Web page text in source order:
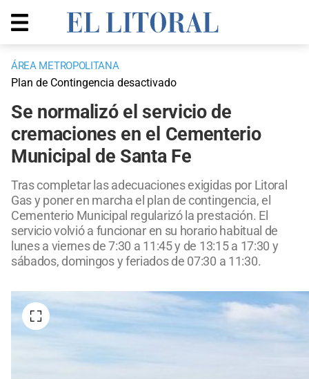
ÁREA METROPOLITANA
Plan de Contingencia desactivado
Se normalizó el servicio de
cremaciones en el Cementerio
Municipal de Santa Fe
Tras completar las adecuaciones exigidas por Litoral
Gas y poner en marcha el plan de contingencia, el
Cementerio Municipal regularizó la prestación. El
servicio volvió a funcionar en su horario habitual de
lunes a viernes de 7:30 a 11:45 y de 13:15 a 17:30 y
sábados, domingos y feriados de 07:30 a 11:30.